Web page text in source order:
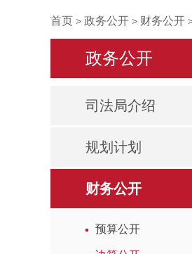
首页 > 政务公开 > 财务公开
政务公开
司法局介绍
规划计划
财务公开
预算公开